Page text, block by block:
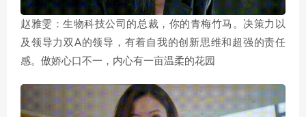
赵雅雯：生物科技公司的总裁，你的青梅竹马。决策力以
及领导力双A的领导，有着自我的创新思维和超强的责任
感。傲娇心口不一，内心有一亩温柔的花园